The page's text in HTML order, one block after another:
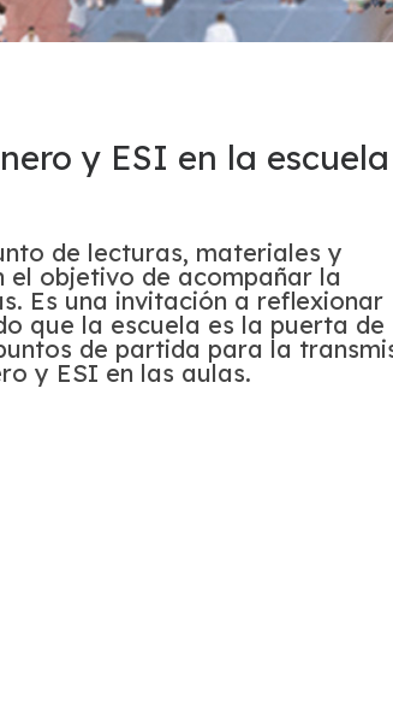
y ESI en la escuela
de lecturas, materiales y
el objetivo de acompañar la
Es una invitación a reflexionar
que la escuela es la puerta de
de partida para la
y ESI en las aulas.